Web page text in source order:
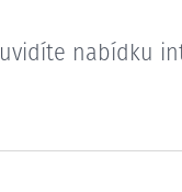
nabídku